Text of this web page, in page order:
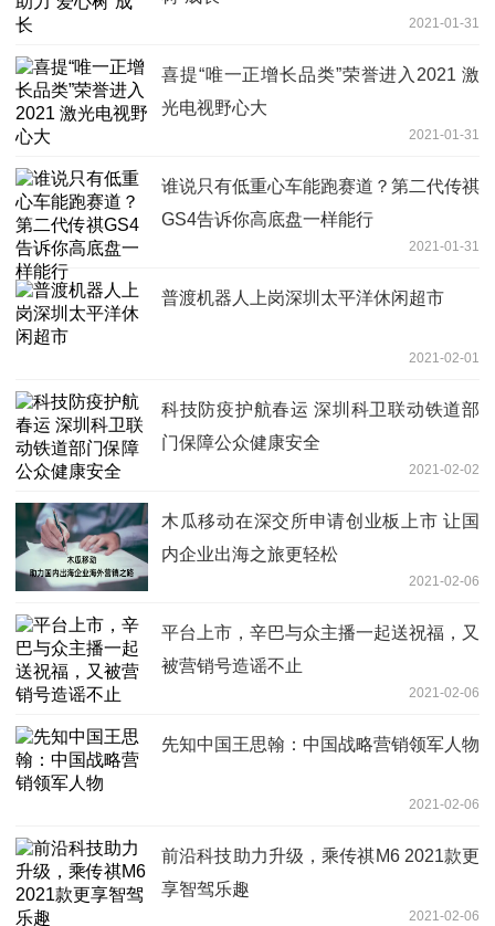
2021-01-31
喜提“唯一正增长品类”荣誉进入2021 激
光电视野心大
2021-01-31
谁说只有低重心车能跑赛道？第二代传祺
GS4告诉你高底盘一样能行
2021-01-31
普渡机器人上岗深圳太平洋休闲超市
2021-02-01
科技防疫护航春运 深圳科卫联动铁道部
门保障公众健康安全
2021-02-02
木瓜移动在深交所申请创业板上市 让国
内企业出海之旅更轻松
2021-02-06
平台上市，辛巴与众主播一起送祝福，又
被营销号造谣不止
2021-02-06
先知中国王思翰：中国战略营销领军人物
2021-02-06
前沿科技助力升级，乘传祺M6 2021款更
享智驾乐趣
2021-02-06